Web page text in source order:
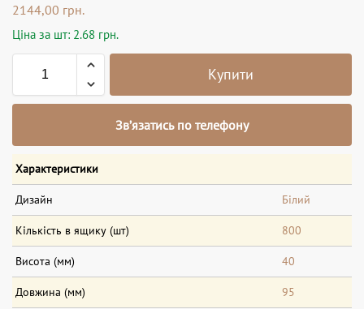
2144,00 грн.
Ціна за шт: 2.68 грн.
Купити
Зв’язатись по телефону
Характеристики
Дизайн Білий
Кількість в ящику (шт) 800
Висота (мм) 40
Довжина (мм) 95